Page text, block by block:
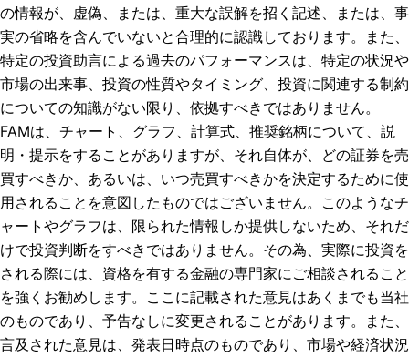
の情報が、虚偽、または、重大な誤解を招く記述、または、事
実の省略を含んでいないと合理的に認識しております。また、
特定の投資助言による過去のパフォーマンスは、特定の状況や
市場の出来事、投資の性質やタイミング、投資に関連する制約
についての知識がない限り、依拠すべきではありません。
FAMは、チャート、グラフ、計算式、推奨銘柄について、説
明・提示をすることがありますが、それ自体が、どの証券を売
買すべきか、あるいは、いつ売買すべきかを決定するために使
用されることを意図したものではございません。このようなチ
ャートやグラフは、限られた情報しか提供しないため、それだ
けで投資判断をすべきではありません。その為、実際に投資を
される際には、資格を有する金融の専門家にご相談されること
を強くお勧めします。ここに記載された意見はあくまでも当社
のものであり、予告なしに変更されることがあります。また、
言及された意見は、発表日時点のものであり、市場や経済状況